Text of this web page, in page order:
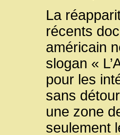
La
récents
américain
slogan «
pour les
sans
une zone
seulement